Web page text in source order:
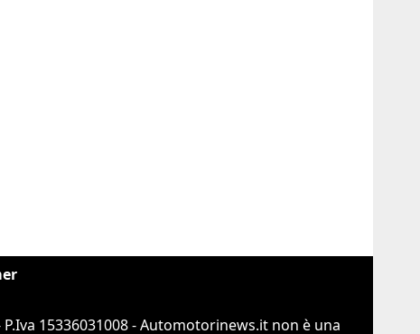
15336031008 - Automotorinews.it non è una